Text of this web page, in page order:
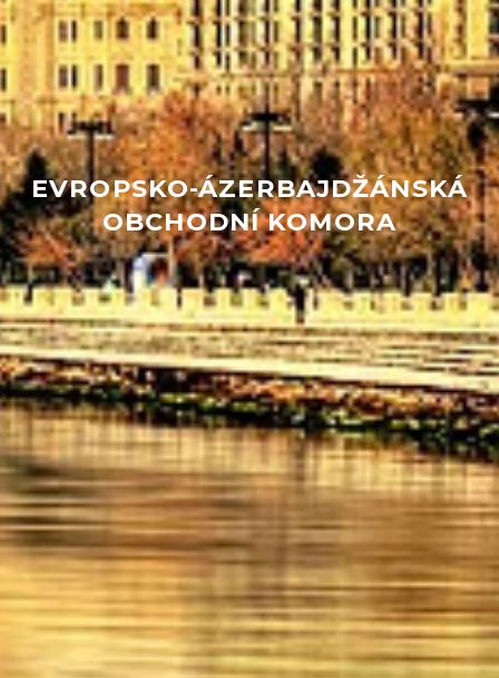
EVROPSKO-ÁZERBAJDŽÁNSKÁ
OBCHODNÍ KOMORA